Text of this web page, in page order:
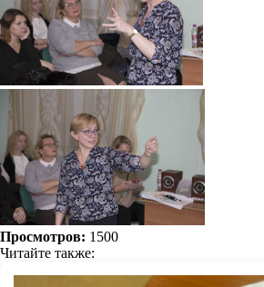
Просмотров: 1500
Читайте также: